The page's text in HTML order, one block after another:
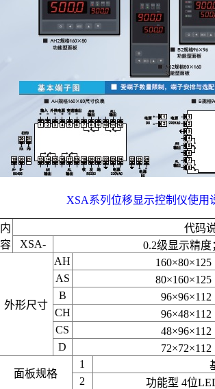
XSA系列位移显示控制仪使用
内
容
代码
XSA-
0.2级显示精
外形尺寸
AH
AS
B
CH
CS
D
面板规格
1
2
功能型 4位